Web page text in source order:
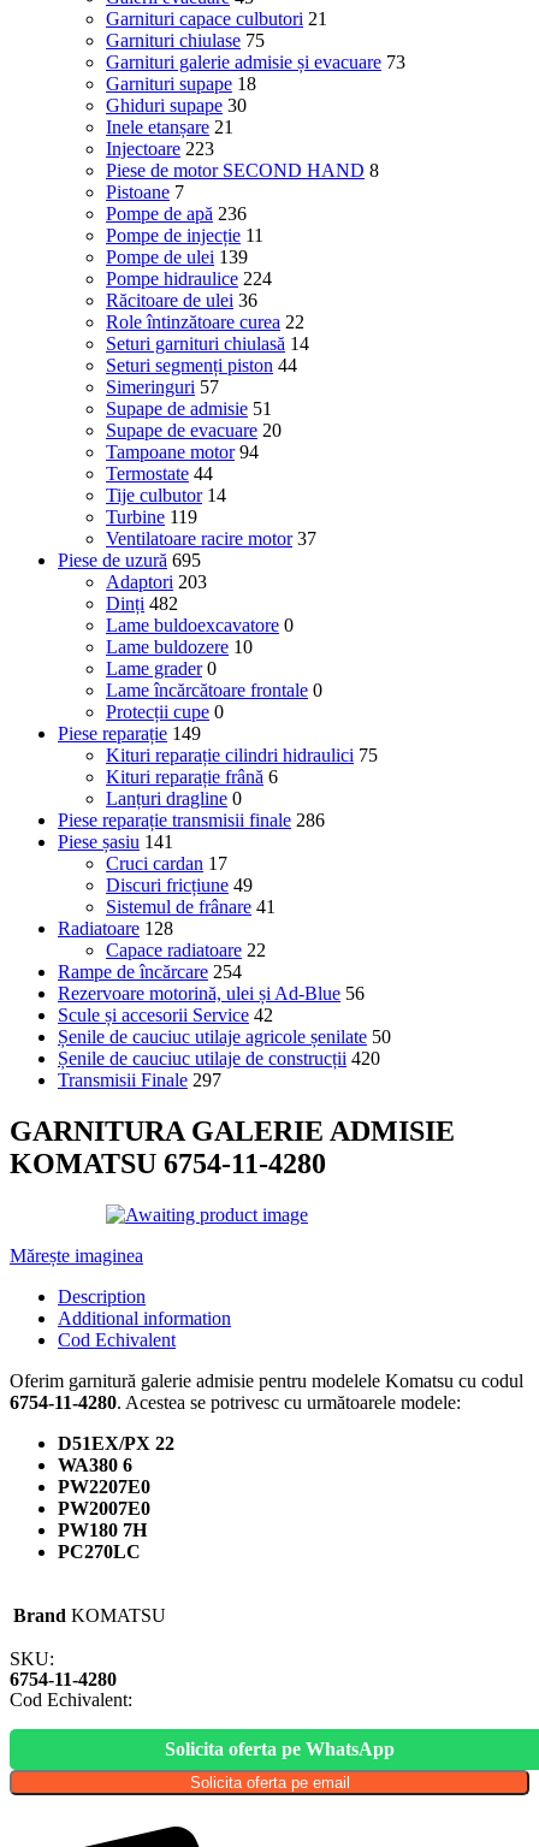
Garnituri capace culbutori 21
Garnituri chiulase 75
Garnituri galerie admisie și evacuare 73
Garnituri supape 18
Ghiduri supape 30
Inele etanșare 21
Injectoare 223
Piese de motor SECOND HAND 8
Pistoane 7
Pompe de apă 236
Pompe de injecție 11
Pompe de ulei 139
Pompe hidraulice 224
Răcitoare de ulei 36
Role întinzătoare curea 22
Seturi garnituri chiulasă 14
Seturi segmenți piston 44
Simeringuri 57
Supape de admisie 51
Supape de evacuare 20
Tampoane motor 94
Termostate 44
Tije culbutor 14
Turbine 119
Ventilatoare racire motor 37
Piese de uzură 695
Adaptori 203
Dinți 482
Lame buldoexcavatore 0
Lame buldozere 10
Lame grader 0
Lame încărcătoare frontale 0
Protecții cupe 0
Piese reparație 149
Kituri reparație cilindri hidraulici 75
Kituri reparație frână 6
Lanțuri dragline 0
Piese reparație transmisii finale 286
Piese șasiu 141
Cruci cardan 17
Discuri fricțiune 49
Sistemul de frânare 41
Radiatoare 128
Capace radiatoare 22
Rampe de încărcare 254
Rezervoare motorină, ulei și Ad-Blue 56
Scule și accesorii Service 42
Șenile de cauciuc utilaje agricole șenilate 50
Șenile de cauciuc utilaje de construcții 420
Transmisii Finale 297
GARNITURA GALERIE ADMISIE
KOMATSU 6754-11-4280
Mărește imaginea
Description
Additional information
Cod Echivalent
Oferim garnitură galerie admisie pentru modelele Komatsu cu codul
6754-11-4280. Acestea se potrivesc cu următoarele modele:
D51EX/PX 22
WA380 6
PW2207E0
PW2007E0
PW180 7H
PC270LC
Brand KOMATSU
SKU:
6754-11-4280
Cod Echivalent:
Solicita oferta pe WhatsApp
Solicita oferta pe email